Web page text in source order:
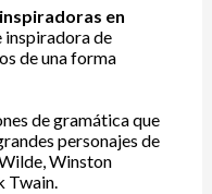
en
inspiradora de
de una forma
de gramática que
personajes de
Winston
Twain.